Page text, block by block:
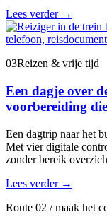
Lees verder →
03Reizen & vrije tijd
Een dagje over
voorbereiding
Een dagtrip naar het
Met vier digitale
zonder bereik
Lees verder →
Route 02 / maak het